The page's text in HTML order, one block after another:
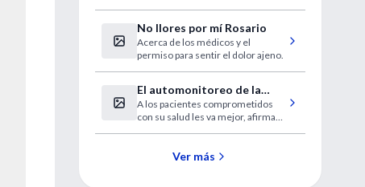
No llores por mí Rosario
Acerca de los médicos y el
permiso para sentir el dolor ajeno.
El automonitoreo de la
presión arterial parece
mejorar los resultados
A los pacientes comprometidos
con su salud les va mejor, afirma
Ver más